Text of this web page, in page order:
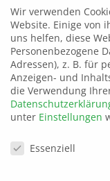
Wir verwenden
Website. Einige von
uns helfen, diese
Personenbezogene
Adressen), z. B. für
Anzeigen- und
die Verwendung
unter Einstellungen
Essenziell